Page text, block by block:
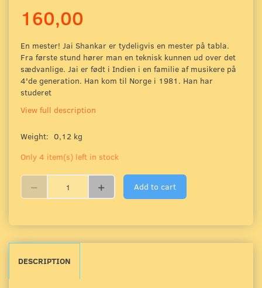
160,00
En mester! Jai Shankar er tydeligvis en mester på tabla.
Fra første stund hører man en teknisk kunnen ud over det
sædvanlige. Jai er født i Indien i en familie af musikere på
4'de generation. Han kom til Norge i 1981. Han har
studeret
View full description
Weight: 0,12 kg
Only 4 item(s) left in stock
Add to cart
DESCRIPTION